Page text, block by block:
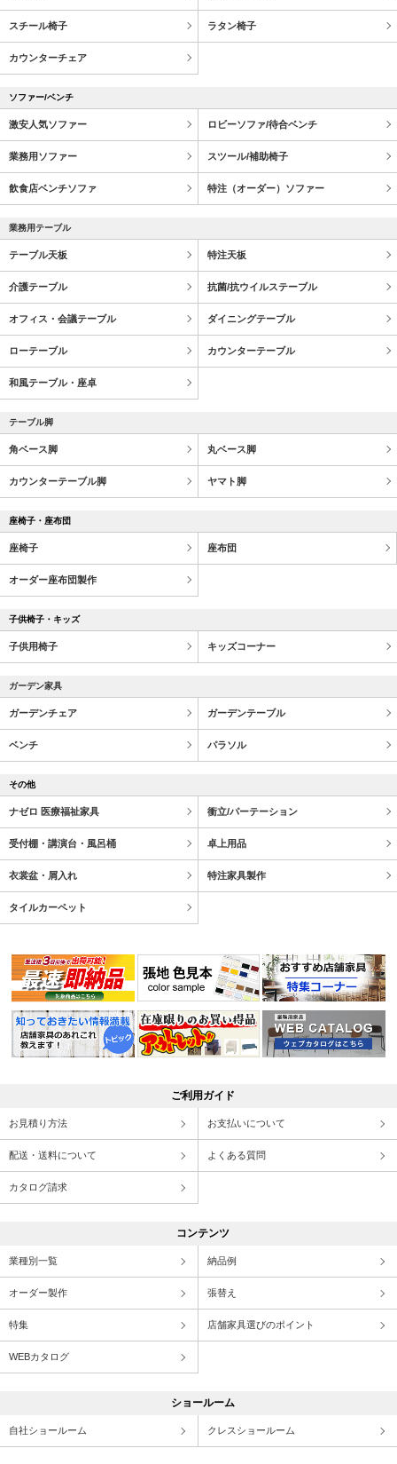
スチール椅子 ラタン椅子
カウンターチェア
ソファー/ベンチ
激安人気ソファー ロビーソファ/待合ベンチ
業務用ソファー スツール/補助椅子
飲食店ベンチソファ 特注（オーダー）ソファー
業務用テーブル
テーブル天板 特注天板
介護テーブル 抗菌/抗ウイルステーブル
オフィス・会議テーブル ダイニングテーブル
ローテーブル カウンターテーブル
和風テーブル・座卓
テーブル脚
角ベース脚 丸ベース脚
カウンターテーブル脚 ヤマト脚
座椅子・座布団
座椅子 座布団
オーダー座布団製作
子供椅子・キッズ
子供用椅子 キッズコーナー
ガーデン家具
ガーデンチェア ガーデンテーブル
ベンチ パラソル
その他
ナゼロ 医療福祉家具 衝立/パーテーション
受付棚・講演台・風呂桶 卓上用品
衣裳盆・屑入れ 特注家具製作
タイルカーペット
ご利用ガイド
お見積り方法 お支払いについて
配送・送料について よくある質問
カタログ請求
コンテンツ
業種別一覧 納品例
オーダー製作 張替え
特集 店舗家具選びのポイント
WEBカタログ
ショールーム
自社ショールーム クレスショールーム